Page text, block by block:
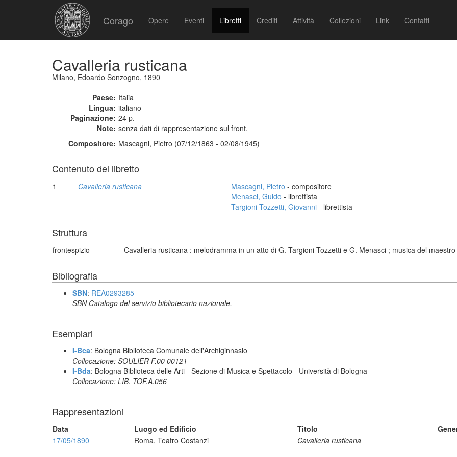
Corago Opere Eventi Libretti Crediti Attività Collezioni Link Contatti
Cavalleria rusticana
Milano, Edoardo Sonzogno, 1890
Paese: Italia
Lingua: italiano
Paginazione: 24 p.
Note: senza dati di rappresentazione sul front.
Compositore: Mascagni, Pietro (07/12/1863 - 02/08/1945)
Contenuto del libretto
1 Cavalleria rusticana Mascagni, Pietro - compositore
Menasci, Guido - librettista
Targioni-Tozzetti, Giovanni - librettista
Struttura
frontespizio Cavalleria rusticana : melodramma in un atto di G. Targioni-Tozzetti e G. Menasci ; musica del
Bibliografia
SBN: REA0293285
SBN Catalogo del servizio bibliotecario nazionale,
Esemplari
I-Bca: Bologna Biblioteca Comunale dell'Archiginnasio
Collocazione: SOULIER F.00 00121
I-Bda: Bologna Biblioteca delle Arti - Sezione di Musica e Spettacolo - Università di Bologna
Collocazione: LIB. TOF.A.056
Rappresentazioni
Data Luogo ed Edificio Titolo
17/05/1890
Roma, Teatro Costanzi Cavalleria rusticana